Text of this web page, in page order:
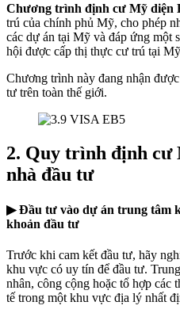
Chương trình định cư Mỹ diện
trú của chính phủ Mỹ, cho phép
các dự án tại Mỹ và đáp ứng một
hội được cấp thị thực cư trú tại
Chương trình này đang nhận
tư trên toàn thế giới.
2. Quy trình định cư
nhà đầu tư
▶Đầu tư vào dự án trung tâm
khoản đầu tư
Trước khi cam kết đầu tư, hãy
khu vực có uy tín để đầu tư.
nhân, công cộng hoặc tổ hợp các
tế trong một khu vực địa lý nhất